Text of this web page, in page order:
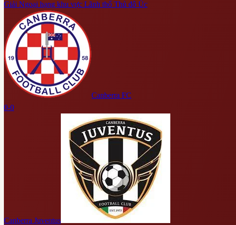
Giải Ngoại hạng khu vực Lãnh thổ Thủ đô Úc
Canberra FC
0-0
Canberra Juventus